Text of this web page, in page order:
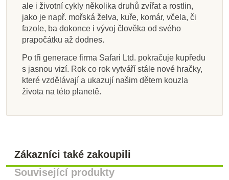
ale i životní cykly několika druhů zvířat a rostlin,
jako je např. mořská želva, kuře, komár, včela, či
fazole, ba dokonce i vývoj člověka od svého
prapočátku až dodnes.
Po tři generace firma Safari Ltd. pokračuje kupředu
s jasnou vizí. Rok co rok vytváří stále nové hračky,
které vzdělávají a ukazují našim dětem kouzla
života na této planetě.
Zákazníci také zakoupili
Související produkty